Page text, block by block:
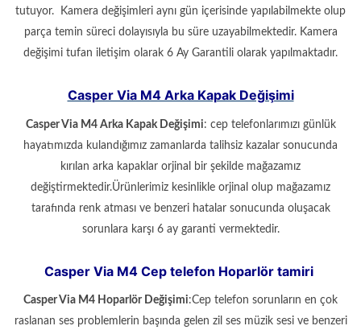
tutuyor. Kamera değişimleri aynı gün içerisinde yapılabilmekte olup
parça temin süreci dolayısıyla bu süre uzayabilmektedir. Kamera
değişimi tufan iletişim olarak 6 Ay Garantili olarak yapılmaktadır.
Casper Via M4 Arka Kapak Değişimi
Casper Via M4 Arka Kapak Değişimi: cep telefonlarımızı günlük
hayatımızda kulandığımız zamanlarda talihsiz kazalar sonucunda
kırılan arka kapaklar orjinal bir şekilde mağazamız
değiştirmektedir.Ürünlerimiz kesinlikle orjinal olup mağazamız
tarafında renk atması ve benzeri hatalar sonucunda oluşacak
sorunlara karşı 6 ay garanti vermektedir.
Casper Via M4 Cep telefon Hoparlör tamiri
Casper Via M4 Hoparlör Değişimi:Cep telefon sorunların en çok
raslanan ses problemlerin başında gelen zil ses müzik sesi ve benzeri